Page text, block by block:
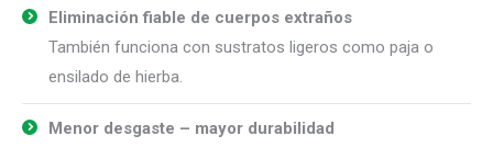
Eliminación fiable de cuerpos extraños
También funciona con sustratos ligeros como paja o
ensilado de hierba.
Menor desgaste – mayor durabilidad